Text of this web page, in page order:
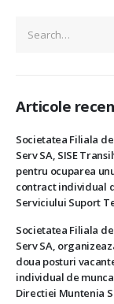
Articole
Societatea Filiala
Serv SA, SISE
pentru ocuparea
contract individual
Serviciului Suport
Societatea Filiala
Serv SA,
doua posturi
individual de
Directiei Muntenia